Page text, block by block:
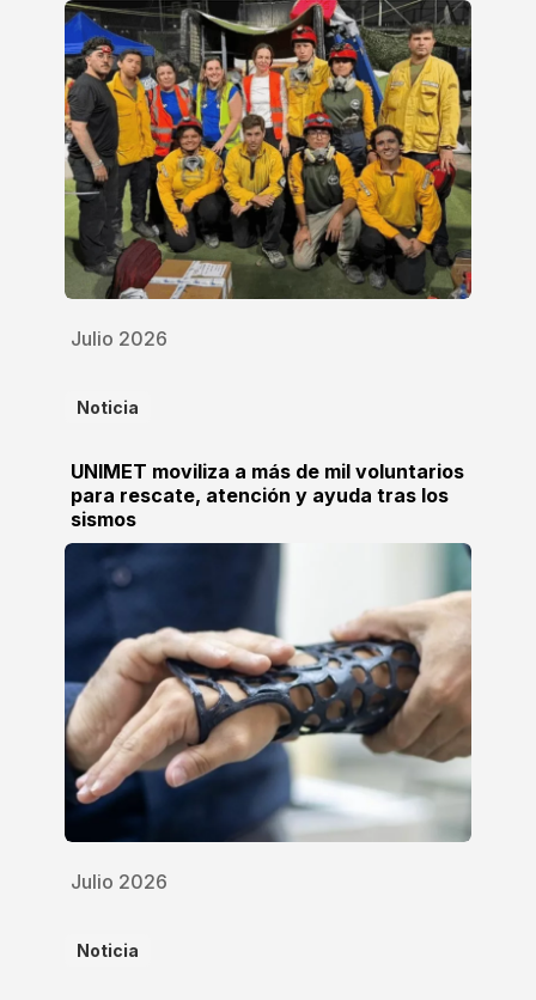
Julio 2026
Noticia
UNIMET moviliza a más de mil voluntarios
para rescate, atención y ayuda tras los
sismos
Julio 2026
Noticia